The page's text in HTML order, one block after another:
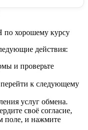
хорошему курсу
действия:
и проверьте
к следующему
услуг обмена.
своё согласие,
поле, и нажмите